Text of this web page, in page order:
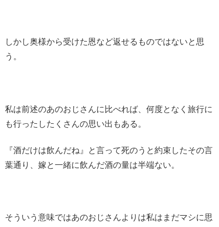
しかし奥様から受けた恩など返せるものではないと思
う。
私は前述のあのおじさんに比べれば、何度となく旅行に
も行ったしたくさんの思い出もある。
『酒だけは飲んだね』と言って死のうと約束したその言
葉通り、嫁と一緒に飲んだ酒の量は半端ない。
そういう意味ではあのおじさんよりは私はまだマシに思